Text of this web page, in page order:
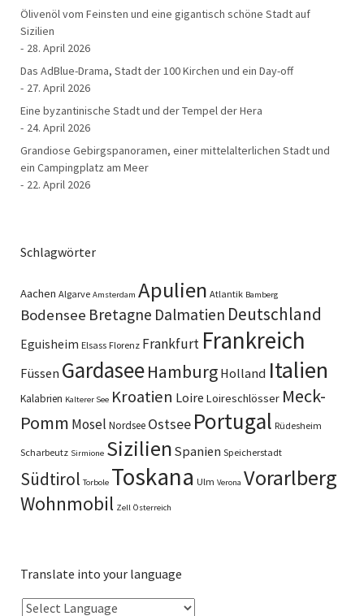
Ölivenöl vom Feinsten und eine gigantisch schöne Stadt auf
Sizilien
28. April 2026
Das AdBlue-Drama, Stadt der 100 Kirchen und ein Day-off
27. April 2026
Eine byzantinische Stadt und der Tempel der Hera
24. April 2026
Grandiose Gebirgspanoramen, einer mittelalterlichen Stadt und
ein Campingplatz am Meer
22. April 2026
Schlagwörter
Aachen Algarve Amsterdam Apulien Atlantik Bamberg
Bodensee Bretagne Dalmatien Deutschland
Eguisheim Elsass Florenz Frankfurt Frankreich
Füssen GardaseeHamburg Holland Italien
Kalabrien Kalterer See Kroatien Loire Loireschlösser Meck-
Pomm Mosel Nordsee Ostsee Portugal Rüdesheim
Scharbeutz Sirmione Sizilien Spanien Speicherstadt
Südtirol Torbole Toskana Ulm Verona Vorarlberg
Wohnmobil Zell Österreich
Translate into your language